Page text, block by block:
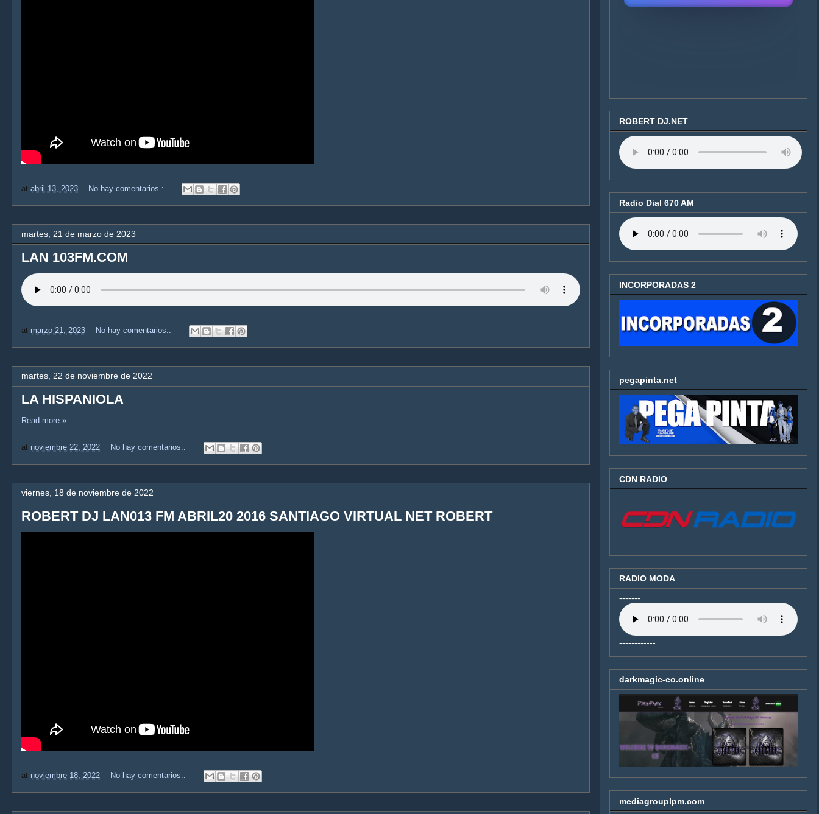
at abril 13, 2023 No hay comentarios.:
martes, 21 de marzo de 2023
LAN 103FM.COM
at marzo 21, 2023 No hay comentarios.:
martes, 22 de noviembre de 2022
LA HISPANIOLA
Read more »
at noviembre 22, 2022 No hay comentarios.:
viernes, 18 de noviembre de 2022
ROBERT DJ LAN013 FM ABRIL20 2016 SANTIAGO VIRTUAL NET ROBERT
at noviembre 18, 2022 No hay comentarios.:
ROBERT DJ.NET
Radio Dial 670 AM
INCORPORADAS 2
pegapinta.net
CDN RADIO
RADIO MODA
-------
------------
darkmagic-co.online
mediagrouplpm.com